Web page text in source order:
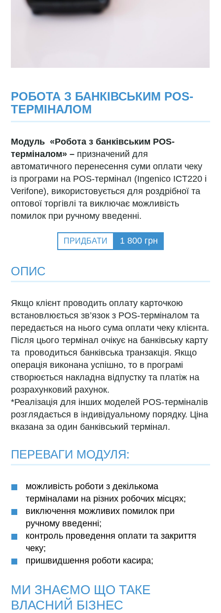
РОБОТА З БАНКІВСЬКИМ POS-
ТЕРМІНАЛОМ
Модуль«Робота з банківським POS-
терміналом» – призначений для
автоматичного перенесення суми оплати чеку
із програми на POS-термінал (Ingenico ICT220 і
Verifone), використовується для роздрібної та
оптової торгівлі та виключає можливість
помилок при ручному введенні.
ПРИДБАТИ 1 800 грн
ОПИС
Якщо клієнт проводить оплату карточкою
встановлюється зв’язок з POS-терміналом та
передається на нього сума оплати чеку клієнта.
Після цього термінал очікує на банківську карту
та проводиться банківська транзакція. Якщо
операція виконана успішно, то в програмі
створюється накладна відпустку та платіж на
розрахунковий рахунок.
*Реалізація для інших моделей POS-терміналів
розглядається в індивідуальному порядку. Ціна
вказана за один банківський термінал.
ПЕРЕВАГИ МОДУЛЯ:
можливість роботи з декількома
терміналами на різних робочих місцях;
виключення можливих помилок при
ручному введенні;
контроль проведення оплати та закриття
чеку;
пришвидшення роботи касира;
МИ ЗНАЄМО ЩО ТАКЕ
ВЛАСНИЙ БІЗНЕС